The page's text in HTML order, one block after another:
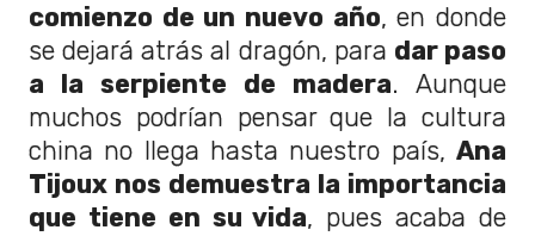
comienzo de un nuevo año, en donde
se dejará atrás al dragón, para dar paso
a la serpiente de madera. Aunque
muchos podrían pensar que la cultura
china no llega hasta nuestro país, Ana
Tijoux nos demuestra la importancia
que tiene en su vida, pues acaba de